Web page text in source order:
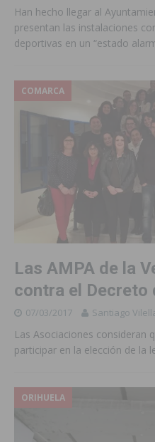
Han hecho llegar al
presentan las instalaciones
deportivas en un “estado
COMARCA
Las AMPA de la
contra el Decreto
07/03/2017 Santiago
Las Asociaciones consideran
participar en la elección de la
ORIHUELA